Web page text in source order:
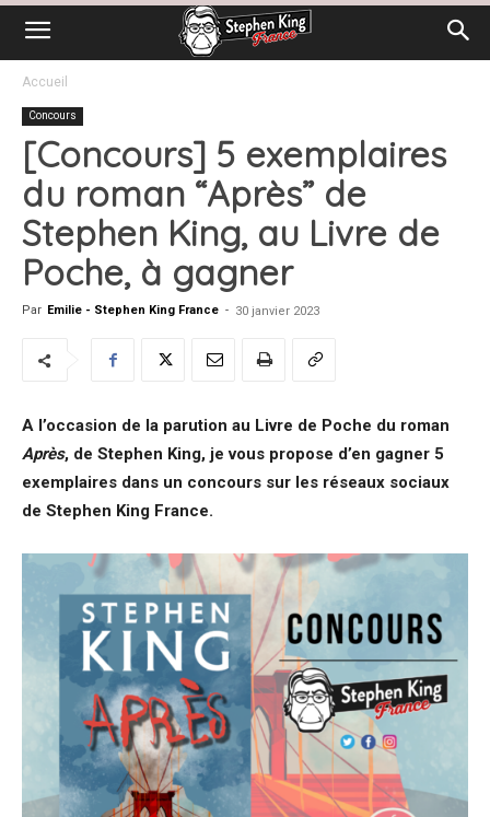
Accueil
Concours
[Concours] 5 exemplaires
du roman “Après” de
Stephen King, au Livre de
Poche, à gagner
Par Emilie - Stephen King France - 30 janvier 2023
A l’occasion de la parution au Livre de Poche du roman
Après, de Stephen King, je vous propose d’en gagner 5
exemplaires dans un concours sur les réseaux sociaux
de Stephen King France.